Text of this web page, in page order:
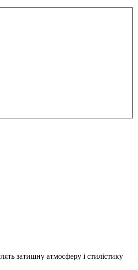
затишну атмосферу і стилістику